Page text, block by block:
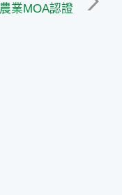
業MOA認證